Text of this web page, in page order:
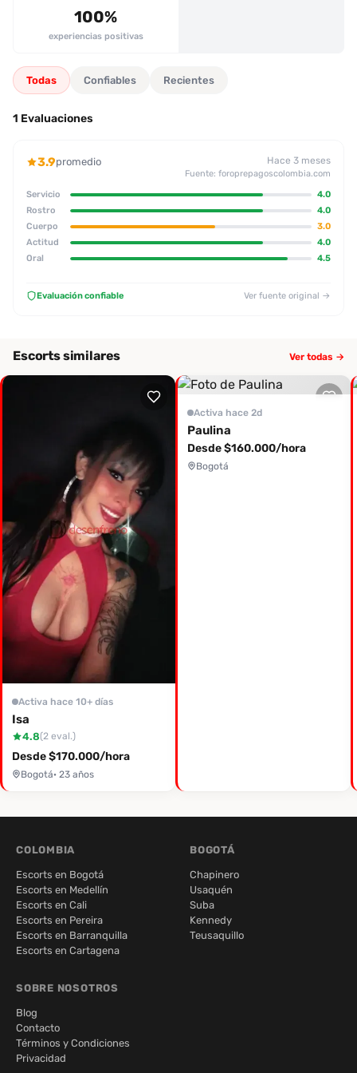
100%
experiencias positivas
Todas Confiables Recientes
1 Evaluaciones
3.9promedio Hace 3 meses
Fuente: foroprepagoscolombia.com
Servicio
4.0
Rostro
4.0
Cuerpo
3.0
Actitud
4.0
Oral
4.5
Evaluación confiable Ver fuente original →
Escorts similares Ver todas →
Activa hace 10+ días
Isa
4.8(2 eval.)
Desde $170.000/hora
Bogotá· 23 años
Activa hace 2d
Paulina
Desde $160.000/hora
Bogotá
COLOMBIA
Escorts en Bogotá
Escorts en Medellín
Escorts en Cali
Escorts en Pereira
Escorts en Barranquilla
Escorts en Cartagena
BOGOTÁ
Chapinero
Usaquén
Suba
Kennedy
Teusaquillo
SOBRE NOSOTROS
Blog
Contacto
Términos y Condiciones
Privacidad